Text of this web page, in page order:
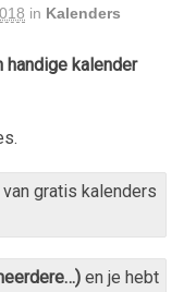
in Kalenders
handige kalender
gratis kalenders
en je hebt